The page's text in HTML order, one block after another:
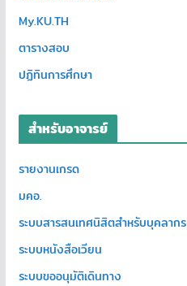
My.KU.TH
ตารางสอบ
ปฏิทินการศึกษา
สำหรับอาจารย์
รายงานเกรด
มคอ.
ระบบสารสนเทศนิสิตสำหรับบุคลากร
ระบบหนังสือเวียน
ระบบขออนุมัติเดินทาง